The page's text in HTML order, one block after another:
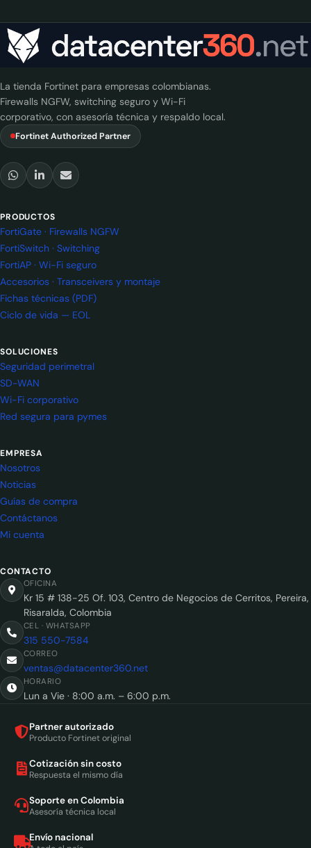
La tienda Fortinet para empresas colombianas.
Firewalls NGFW, switching seguro y Wi-Fi
corporativo, con asesoría técnica y respaldo local.
Fortinet Authorized Partner
PRODUCTOS
FortiGate · Firewalls NGFW
FortiSwitch · Switching
FortiAP · Wi-Fi seguro
Accesorios · Transceivers y montaje
Fichas técnicas (PDF)
Ciclo de vida — EOL
SOLUCIONES
Seguridad perimetral
SD-WAN
Wi-Fi corporativo
Red segura para pymes
EMPRESA
Nosotros
Noticias
Guías de compra
Contáctanos
Mi cuenta
CONTACTO
OFICINA
Kr 15 # 138-25 Of. 103, Centro de Negocios de Cerritos, Pereira,
Risaralda, Colombia
CEL · WHATSAPP
315 550-7584
CORREO
ventas@datacenter360.net
HORARIO
Lun a Vie · 8:00 a.m. – 6:00 p.m.
Partner autorizado
Producto Fortinet original
Cotización sin costo
Respuesta el mismo día
Soporte en Colombia
Asesoría técnica local
Envío nacional